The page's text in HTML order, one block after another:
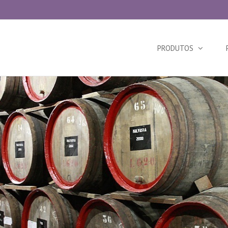
for:
PRODUTOS